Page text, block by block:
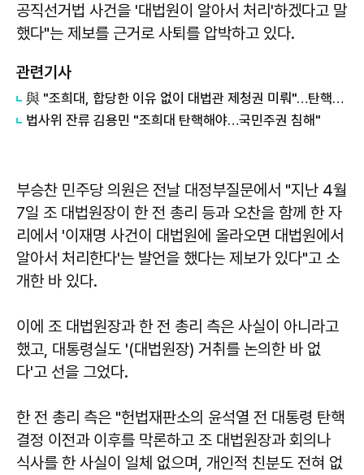
공직선거법 사건을 '대법원이 알아서 처리'하겠다고 말
했다"는 제보를 근거로 사퇴를 압박하고 있다.
관련기사
與 "조희대, 합당한 이유 없이 대법관 제청권 미뤄"…탄핵은 '신중'
법사위 잔류 김용민 "조희대 탄핵해야…국민주권 침해"
부승찬 민주당 의원은 전날 대정부질문에서 "지난 4월
7일 조 대법원장이 한 전 총리 등과 오찬을 함께 한 자
리에서 '이재명 사건이 대법원에 올라오면 대법원에서
알아서 처리한다'는 발언을 했다는 제보가 있다"고 소
개한 바 있다.
이에 조 대법원장과 한 전 총리 측은 사실이 아니라고
했고, 대통령실도 '(대법원장) 거취를 논의한 바 없
다'고 선을 그었다.
한 전 총리 측은 "헌법재판소의 윤석열 전 대통령 탄핵
결정 이전과 이후를 막론하고 조 대법원장과 회의나
식사를 한 사실이 일체 없으며, 개인적 친분도 전혀 없